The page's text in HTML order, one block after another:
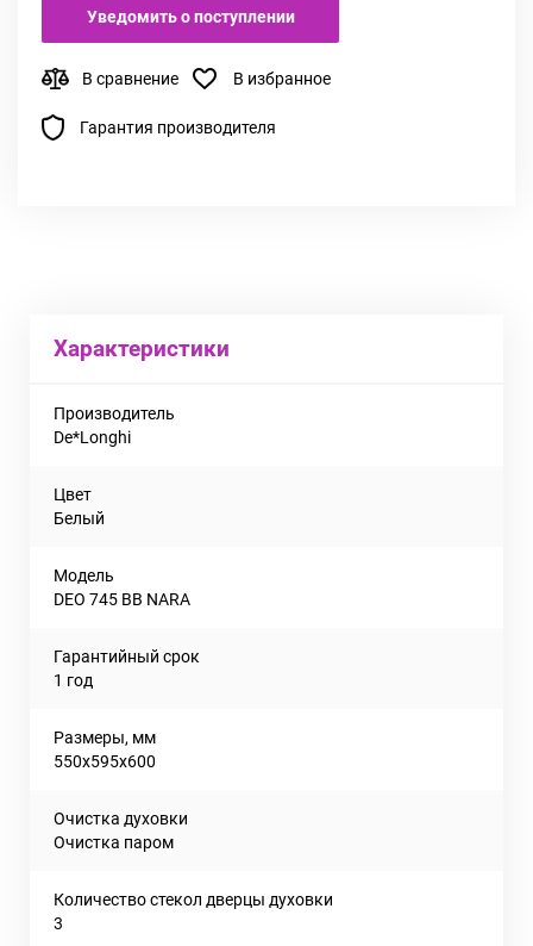
Уведомить о поступлении
В сравнение В избранное
Гарантия производителя
Характеристики
Производитель
De*Longhi
Цвет
Белый
Модель
DEO 745 BB NARA
Гарантийный срок
1 год
Размеры, мм
550х595х600
Очистка духовки
Очистка паром
Количество стекол дверцы духовки
3